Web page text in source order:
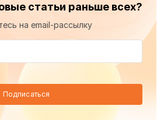
статьи раньше всех?
на email-рассылку
Подписаться